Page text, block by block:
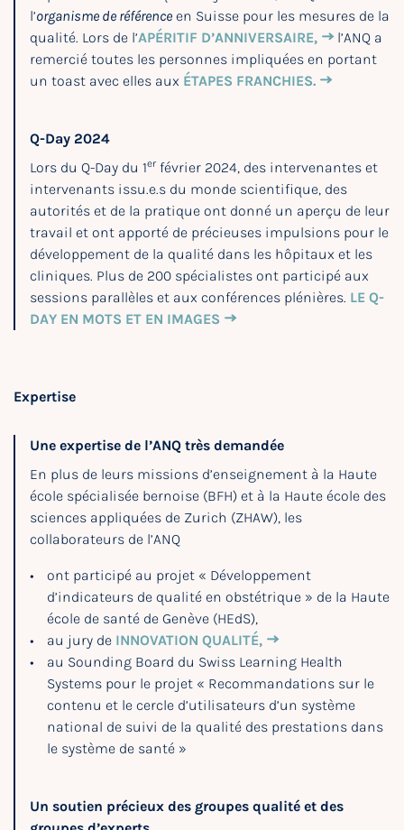
l’organisme de référence en Suisse pour les mesures de la
qualité. Lors de l’APÉRITIF D’ANNIVERSAIRE,
l’ANQ a
remercié toutes les personnes impliquées en portant
un toast avec elles aux ÉTAPES FRANCHIES.
Q-Day 2024
Lors du Q-Day du 1erfévrier 2024, des intervenantes et
intervenants issu.e.s du monde scientifique, des
autorités et de la pratique ont donné un aperçu de leur
travail et ont apporté de précieuses impulsions pour le
développement de la qualité dans les hôpitaux et les
cliniques. Plus de 200 spécialistes ont participé aux
sessions parallèles et aux conférences plénières. LE Q-
DAY EN MOTS ET EN IMAGES
Expertise
Une expertise de l’ANQ très demandée
En plus de leurs missions d’enseignement à la Haute
école spécialisée bernoise (BFH) et à la Haute école des
sciences appliquées de Zurich (ZHAW), les
collaborateurs de l’ANQ
ont participé au projet « Développement
d’indicateurs de qualité en obstétrique » de la Haute
école de santé de Genève (HEdS),
au jury de INNOVATION QUALITÉ,
au Sounding Board du Swiss Learning Health
Systems pour le projet « Recommandations sur le
contenu et le cercle d’utilisateurs d’un système
national de suivi de la qualité des prestations dans
le système de santé »
Un soutien précieux des groupes qualité et des